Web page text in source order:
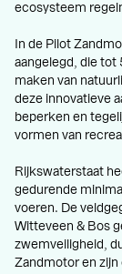
ecosysteem
In de Pilot
aangelegd, die tot
maken van
deze innovatieve
beperken en
vormen van
Rijkswaterstaat
gedurende
voeren. De
Witteveen & Bos
zwemveiligheid,
Zandmotor en zijn